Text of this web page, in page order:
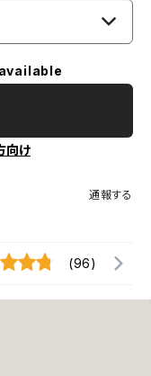
向け
通報する
(96)